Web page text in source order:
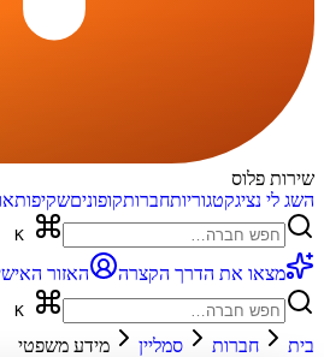
שירות פלוס
השג לי נציגקטגוריותחברותקופוניםשקיפות
מצאו את הדרך הקצרה האזור
בית חברות סמליין מידע משפטי